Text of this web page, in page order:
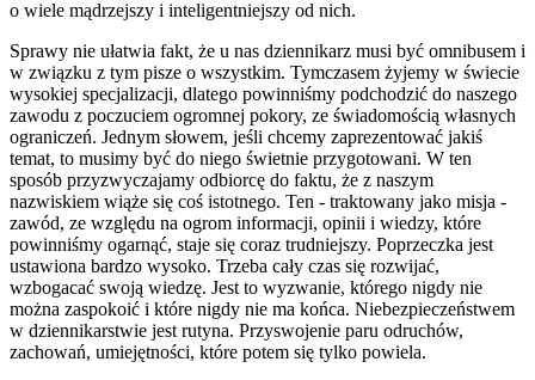
o wiele mądrzejszy i inteligentniejszy od nich.
Sprawy nie ułatwia fakt, że u nas dziennikarz musi być omnibusem i
w związku z tym pisze o wszystkim. Tymczasem żyjemy w świecie
wysokiej specjalizacji, dlatego powinniśmy podchodzić do naszego
zawodu z poczuciem ogromnej pokory, ze świadomością własnych
ograniczeń. Jednym słowem, jeśli chcemy zaprezentować jakiś
temat, to musimy być do niego świetnie przygotowani. W ten
sposób przyzwyczajamy odbiorcę do faktu, że z naszym
nazwiskiem wiąże się coś istotnego. Ten - traktowany jako misja -
zawód, ze względu na ogrom informacji, opinii i wiedzy, które
powinniśmy ogarnąć, staje się coraz trudniejszy. Poprzeczka jest
ustawiona bardzo wysoko. Trzeba cały czas się rozwijać,
wzbogacać swoją wiedzę. Jest to wyzwanie, którego nigdy nie
można zaspokoić i które nigdy nie ma końca. Niebezpieczeństwem
w dziennikarstwie jest rutyna. Przyswojenie paru odruchów,
zachowań, umiejętności, które potem się tylko powiela.